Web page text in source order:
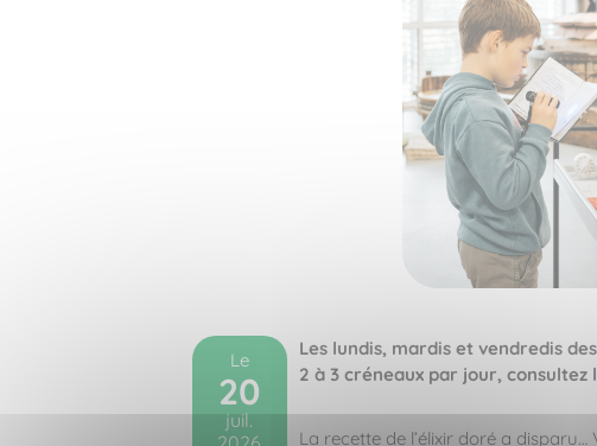
Le
20
juil.
Les lundis, mardis et vendredis
2 à 3 créneaux par jour, consultez
La recette de l’élixir doré a